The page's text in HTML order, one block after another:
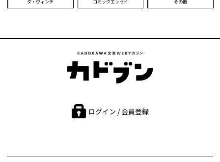
ダ・ヴィンチ コミックエッセイ その他
ログイン / 会員登録